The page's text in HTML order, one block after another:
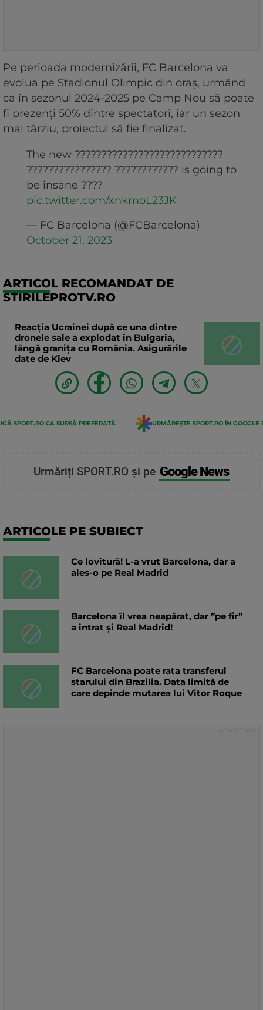
Pe perioada modernizării, FC Barcelona va
evolua pe Stadionul Olimpic din oraș, urmând
ca în sezonul 2024-2025 pe Camp Nou să poate
fi prezenți 50% dintre spectatori, iar un sezon
mai târziu, proiectul să fie finalizat.
The new ????????????????????????????
???????????????? ???????????? is going to
be insane ????
pic.twitter.com/xnkmoL23JK
— FC Barcelona (@FCBarcelona)
October 21, 2023
ARTICOL RECOMANDAT DE
STIRILEPROTV.RO
Reacția Ucrainei după ce una dintre
dronele sale a explodat în Bulgaria,
lângă granița cu România. Asigurările
date de Kiev
SPORT.RO CA SURSĂ PREFERATĂ URMĂREȘTE SPORT.RO ÎN GOOGLE
Urmăriți SPORT.RO și pe Google News
ARTICOLE PE SUBIECT
Ce lovitură! L-a vrut Barcelona, dar a
ales-o pe Real Madrid
Barcelona îl vrea neapărat, dar ”pe fir”
a intrat și Real Madrid!
FC Barcelona poate rata transferul
starului din Brazilia. Data limită de
care depinde mutarea lui Vitor Roque